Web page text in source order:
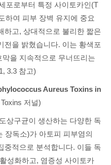
포로부터 특정 사이토카인(T
하여 피부 장벽 유지에 중요
하고, 상대적으로 불리한 짧은
전을 밝혔습니다. 이는 황색포
을 지속적으로 무너뜨리는
3.3 참고)
Aureus Toxins in
저널)
상구균이 생산하는 다양한 독
장독소)가 아토피 피부염의
중적으로 분석합니다. 이들 독
성화하고, 염증성 사이토카